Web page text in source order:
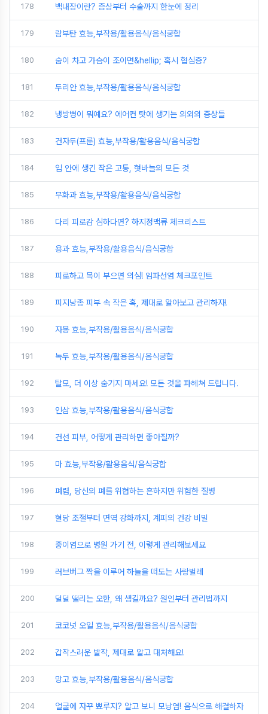
178 백내장이란? 증상부터 수술까지 한눈에 정리
179 람부탄 효능,부작용/활용음식/음식궁합
180 숨이 차고 가슴이 조이면&hellip; 혹시 협심증?
181 두리안 효능,부작용/활용음식/음식궁합
182 냉방병이 뭐예요? 에어컨 탓에 생기는 의외의 증상들
183 건자두(프룬) 효능,부작용/활용음식/음식궁합
184 입 안에 생긴 작은 고통, 혓바늘의 모든 것
185 무화과 효능,부작용/활용음식/음식궁합
186 다리 피로감 심하다면? 하지정맥류 체크리스트
187 용과 효능,부작용/활용음식/음식궁합
188 피로하고 목이 부으면 의심! 임파선염 체크포인트
189 피지낭종 피부 속 작은 혹, 제대로 알아보고 관리하자!
190 자몽 효능,부작용/활용음식/음식궁합
191 녹두 효능,부작용/활용음식/음식궁합
192 탈모, 더 이상 숨기지 마세요! 모든 것을 파헤쳐 드립니다.
193 인삼 효능,부작용/활용음식/음식궁합
194 건선 피부, 어떻게 관리하면 좋아질까?
195 마 효능,부작용/활용음식/음식궁합
196 폐렴, 당신의 폐를 위협하는 흔하지만 위험한 질병
197 혈당 조절부터 면역 강화까지, 계피의 건강 비밀
198 중이염으로 병원 가기 전, 이렇게 관리해보세요
199 러브버그 짝을 이루어 하늘을 떠도는 사랑벌레
200 덜덜 떨리는 오한, 왜 생길까요? 원인부터 관리법까지
201 코코넛 오일 효능,부작용/활용음식/음식궁합
202 갑작스러운 발작, 제대로 알고 대처해요!
203 망고 효능,부작용/활용음식/음식궁합
204 얼굴에 자꾸 뾰루지? 알고 보니 모낭염! 음식으로 해결하자